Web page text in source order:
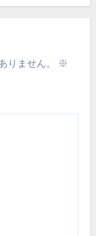
りません。
※